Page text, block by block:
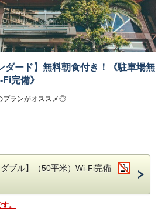
ダード】無料朝食付き！《駐車場無
完備》
プランがオススメ◎
《6：30～9：00》
の大型車両に関しては予めご連絡くださ
混み合いますのでご了承ください。
ビ導入！
5分！（徒歩では約15分）
ブル】（50平米）Wi-Fi完備
。